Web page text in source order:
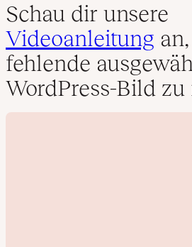
Schau dir unsere
Videoanleitung
fehlende
WordPress-Bild zu